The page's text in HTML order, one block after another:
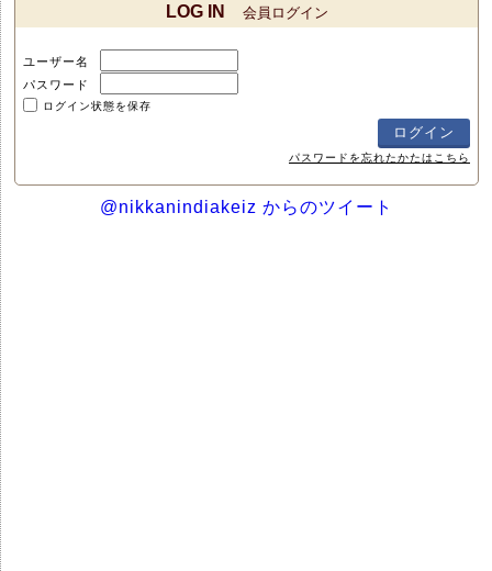
LOG IN 会員ログイン
ユーザー名
パスワード
ログイン状態を保存
パスワードを忘れたかたはこちら
@nikkanindiakeiz からのツイート